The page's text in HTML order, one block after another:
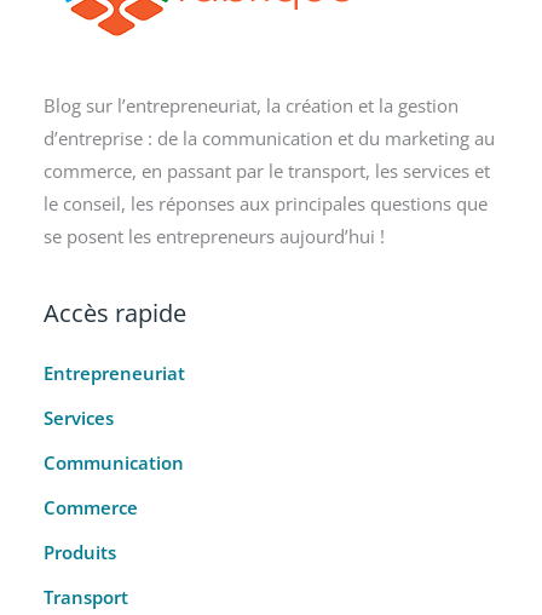
Blog sur l’entrepreneuriat, la création et la gestion
d’entreprise : de la communication et du marketing au
commerce, en passant par le transport, les services et
le conseil, les réponses aux principales questions que
se posent les entrepreneurs aujourd’hui !
Accès rapide
Entrepreneuriat
Services
Communication
Commerce
Produits
Transport